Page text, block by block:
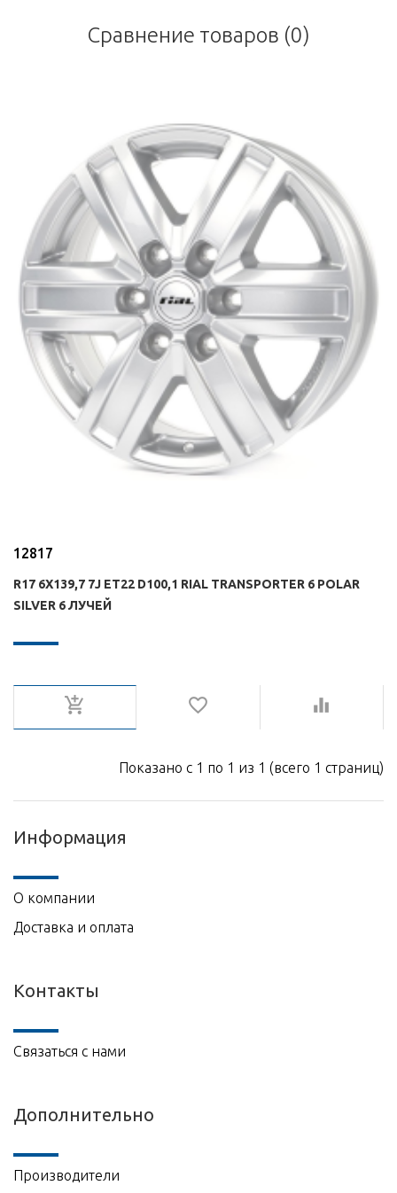
Сравнение товаров (0)
12817
R17 6X139,7 7J ET22 D100,1 RIAL TRANSPORTER 6 POLAR
SILVER 6 ЛУЧЕЙ
Показано с 1 по 1 из 1 (всего 1 страниц)
Информация
О компании
Доставка и оплата
Контакты
Связаться с нами
Дополнительно
Производители